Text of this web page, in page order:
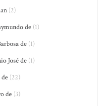
(2)
de (1)
de(1)
José de(1)
(22)
de(3)